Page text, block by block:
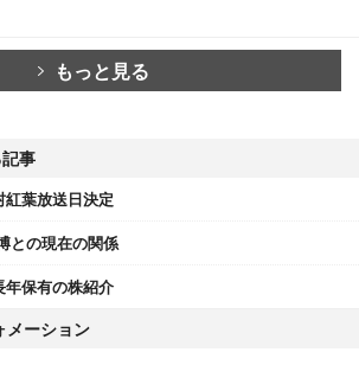
もっと見る
事
紅葉放送日決定
との現在の関係
保有の株紹介
メーション